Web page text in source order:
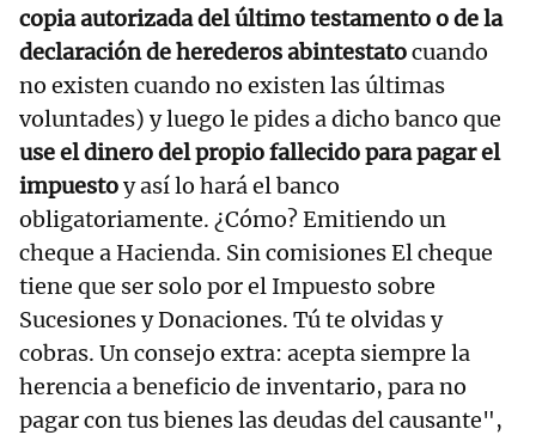
copia autorizada del último testamento o de la
declaración de herederos abintestatocuando
no existen cuando no existen las últimas
voluntades) y luego le pides a dicho banco que
use el dinero del propio fallecido para pagar el
impuestoy así lo hará el banco
obligatoriamente. ¿Cómo? Emitiendo un
cheque a Hacienda. Sin comisiones El cheque
tiene que ser solo por el Impuesto sobre
Sucesiones y Donaciones. Tú te olvidas y
cobras. Un consejo extra: acepta siempre la
herencia a beneficio de inventario, para no
pagar con tus bienes las deudas del causante",